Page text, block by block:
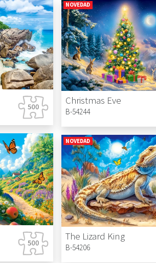
NOVEDAD
Christmas Eve
B-54244
NOVEDAD
The Lizard King
B-54206